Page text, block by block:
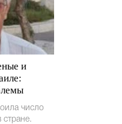
и
число
стране.